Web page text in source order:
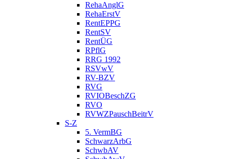
RehaAnglG
RehaErstV
RentEPPG
RentSV
RentÜG
RPflG
RRG 1992
RSVwV
RV-BZV
RVG
RVIOBeschZG
RVO
RVWZPauschBeitrV
S-Z
5. VermBG
SchwarzArbG
SchwbAV